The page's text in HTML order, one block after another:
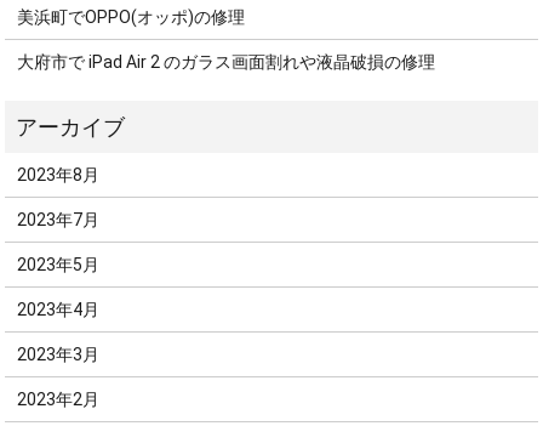
美浜町でOPPO(オッポ)の修理
大府市で iPad Air 2 のガラス画面割れや液晶破損の修理
2023年8月
2023年7月
2023年5月
2023年4月
2023年3月
2023年2月